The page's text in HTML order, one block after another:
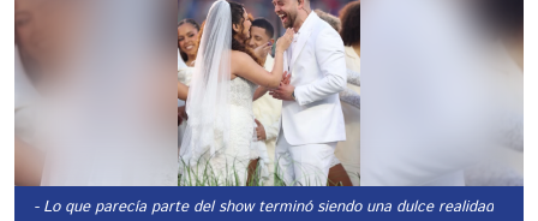
- Lo que parecía parte del show terminó siendo una dulce realidad